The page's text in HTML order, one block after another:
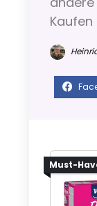
Must-